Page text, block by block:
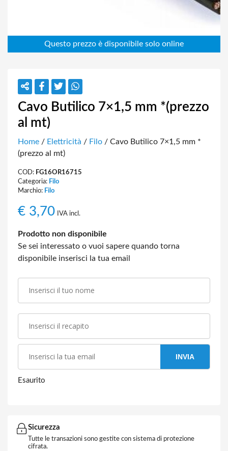
Cavo Butilico 7×1,5 mm *(prezzo
al mt)
Home / Elettricità / Filo / Cavo Butilico 7×1,5 mm *
(prezzo al mt)
COD: FG16OR16715
Categoria: Filo
Marchio: Filo
€ 3,70 IVA incl.
Prodotto non disponibile
Se sei interessato o vuoi sapere quando torna
disponibile inserisci la tua email
INVIA
Esaurito
Sicurezza
Tutte le transazioni sono gestite con sistema di protezione
cifrata.